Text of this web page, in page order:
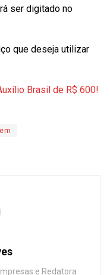
ser digitado no
que deseja utilizar
Brasil de R$ 600!
e Redatora